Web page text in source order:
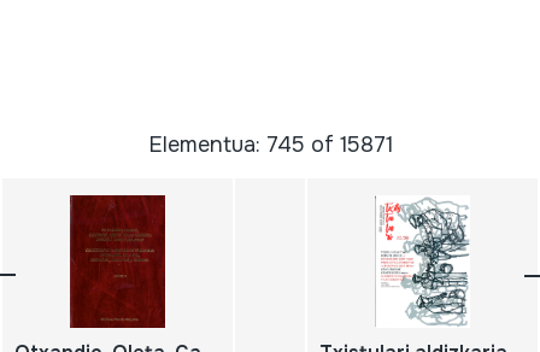
Elementua: 745 of 15871